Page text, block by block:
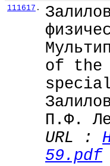
111617 .
of the
П.Ф.
URL :
59.pdf